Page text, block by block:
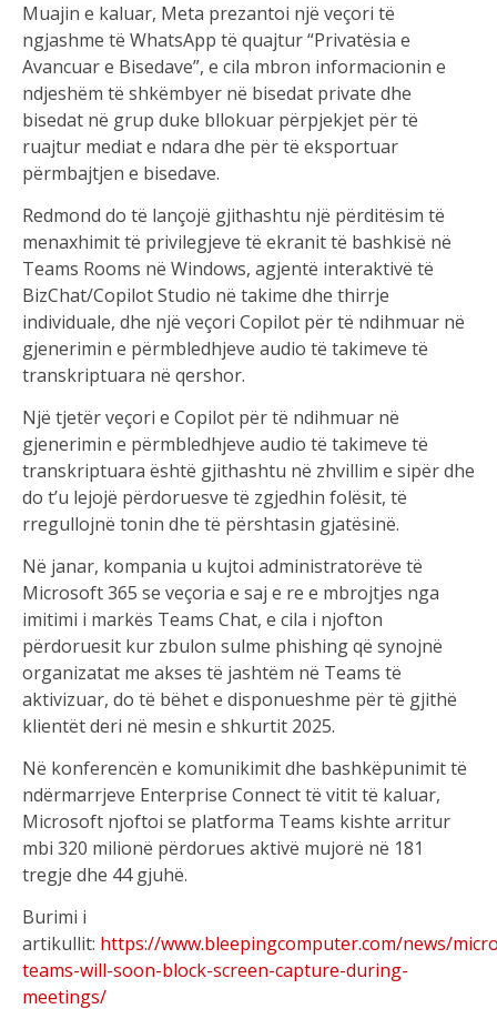
Muajin e kaluar, Meta prezantoi një veçori të
ngjashme të WhatsApp të quajtur “Privatësia e
Avancuar e Bisedave”, e cila mbron informacionin e
ndjeshëm të shkëmbyer në bisedat private dhe
bisedat në grup duke bllokuar përpjekjet për të
ruajtur mediat e ndara dhe për të eksportuar
përmbajtjen e bisedave.
Redmond do të lançojë gjithashtu një përditësim të
menaxhimit të privilegjeve të ekranit të bashkisë në
Teams Rooms në Windows, agjentë interaktivë të
BizChat/Copilot Studio në takime dhe thirrje
individuale, dhe një veçori Copilot për të ndihmuar në
gjenerimin e përmbledhjeve audio të takimeve të
transkriptuara në qershor.
Një tjetër veçori e Copilot për të ndihmuar në
gjenerimin e përmbledhjeve audio të takimeve të
transkriptuara është gjithashtu në zhvillim e sipër dhe
do t’u lejojë përdoruesve të zgjedhin folësit, të
rregullojnë tonin dhe të përshtasin gjatësinë.
Në janar, kompania u kujtoi administratorëve të
Microsoft 365 se veçoria e saj e re e mbrojtjes nga
imitimi i markës Teams Chat, e cila i njofton
përdoruesit kur zbulon sulme phishing që synojnë
organizatat me akses të jashtëm në Teams të
aktivizuar, do të bëhet e disponueshme për të gjithë
klientët deri në mesin e shkurtit 2025.
Në konferencën e komunikimit dhe bashkëpunimit të
ndërmarrjeve Enterprise Connect të vitit të kaluar,
Microsoft njoftoi se platforma Teams kishte arritur
mbi 320 milionë përdorues aktivë mujorë në 181
tregje dhe 44 gjuhë.
Burimi i
artikullit: https://www.bleepingcomputer.com/news/
teams-will-soon-block-screen-capture-during-
meetings/